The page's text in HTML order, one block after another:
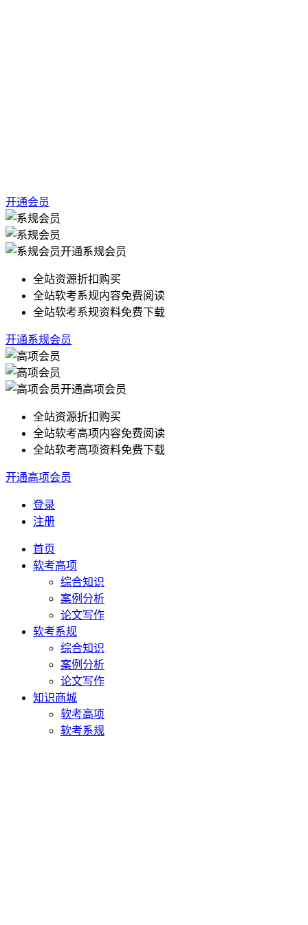
开通会员
开通系规会员
全站资源折扣购买
全站软考系规内容免费阅读
全站软考系规资料免费下载
开通系规会员
开通高项会员
全站资源折扣购买
全站软考高项内容免费阅读
全站软考高项资料免费下载
开通高项会员
登录
注册
首页
软考高项
综合知识
案例分析
论文写作
软考系规
综合知识
案例分析
论文写作
知识商城
软考高项
软考系规